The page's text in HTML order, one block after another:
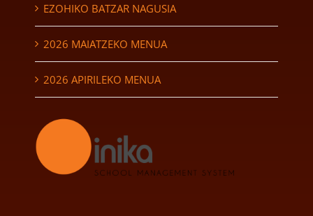
EZOHIKO BATZAR NAGUSIA
2026 MAIATZEKO MENUA
2026 APIRILEKO MENUA